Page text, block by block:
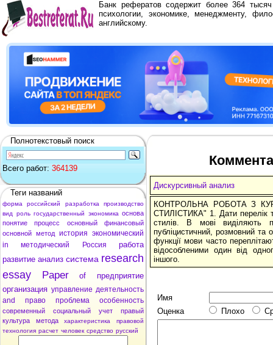
Банк рефератов содержит более 364
психологии, экономике, менеджменту,
английскому.
Полнотекстовый поиск
Всего работ: 364139
Теги названий
форма российский разработка
производство
вид
роль государственный экономика основа
понятие
процесс основный
финансовый
основной метод история экономический
in
методический Россия
работа
развитие анализ система research
essay
Paper of
предприятие
организация управление деятельность
and
право проблема особенность
современный социальный учет
правый
культура
метода характеристика
правовой
технология расчет человек средство русский
Дискурсивный анализ
КОНТРОЛЬНА РОБОТА З
СТИЛІСТИКА" 1. Дати перелік
стилів. В мові виділяють
публіцистичний, розмовний та
функції мови часто
відособленими один від
іншого.
Имя
Оценка
Плохо